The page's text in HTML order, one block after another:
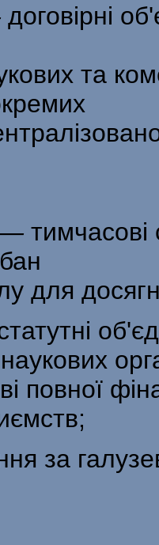
договірні
та
— тимчасові
для
повної
за